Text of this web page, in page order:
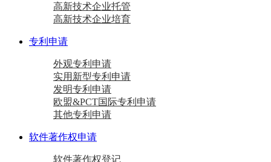
高新技术企业托管
高新技术企业培育
专利申请
外观专利申请
实用新型专利申请
发明专利申请
欧盟&PCT国际专利申请
其他专利申请
软件著作权申请
软件著作权登记